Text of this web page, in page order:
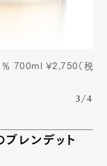
40％ 700ml ¥2,750（税
3/4
レンデット